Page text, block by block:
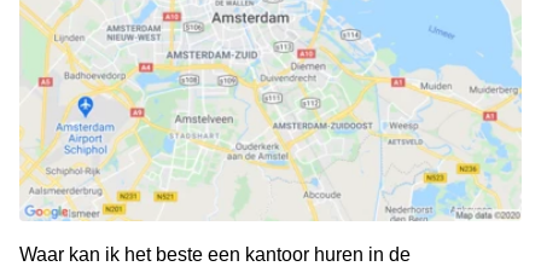
Waar kan ik het beste een kantoor huren in de